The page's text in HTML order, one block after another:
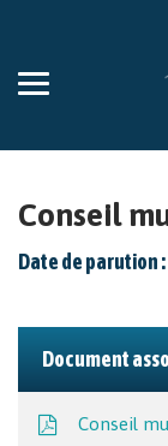
Aller
la
Conseil
Date de parution
Document
Conseil